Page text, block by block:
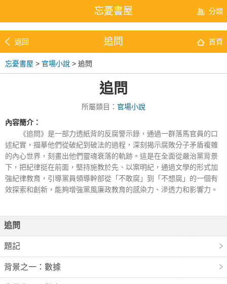
忘憂書屋 分類
返回 追問 首頁
忘憂書屋 > 官場小說 > 追問
追問
所屬類目： 官場小說
內容簡介：
《追問》是一部力透紙背的反腐警示錄，通過一群落馬官員的口
述紀實，描摹他們從破紀到破法的過程，深刻揭示腐敗分子矛盾複雜
的內心世界，刻畫出他們靈魂衰落的軌跡。這是在全面從嚴治黨背景
下，把紀律挺在前面，堅持施教於先、以案明紀，通過文學的形式加
強紀律教育，引導黨員領導幹部從「不敢腐」到「不想腐」的一個有
效探索和創新，能夠增強黨風廉政教育的感染力、滲透力和影響力。
追問
題記
背景之一：數據